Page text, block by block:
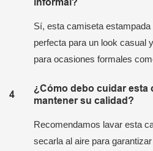
Sí, esta camiseta
perfecta para un look casual
para ocasiones formales
4
¿Cómo debo cuidar esta
mantener su calidad?
Recomendamos lavar esta
secarla al aire para